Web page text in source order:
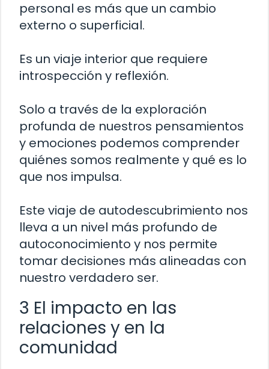
personal es más que un cambio
externo o superficial.
Es un viaje interior que requiere
introspección y reflexión.
Solo a través de la exploración
profunda de nuestros pensamientos
y emociones podemos comprender
quiénes somos realmente y qué es lo
que nos impulsa.
Este viaje de autodescubrimiento nos
lleva a un nivel más profundo de
autoconocimiento y nos permite
tomar decisiones más alineadas con
nuestro verdadero ser.
3 El impacto en las
relaciones y en la
comunidad